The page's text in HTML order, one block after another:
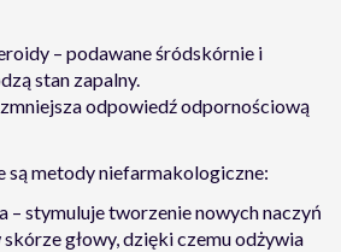
– podawane śródskórnie i
stan zapalny.
odpowiedź odpornościową
są metody niefarmakologiczne:
– stymuluje tworzenie nowych naczyń
głowy, dzięki czemu odżywia